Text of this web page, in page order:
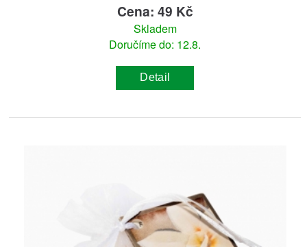
Cena: 49 Kč
Skladem
Doručíme do: 12.8.
Detail